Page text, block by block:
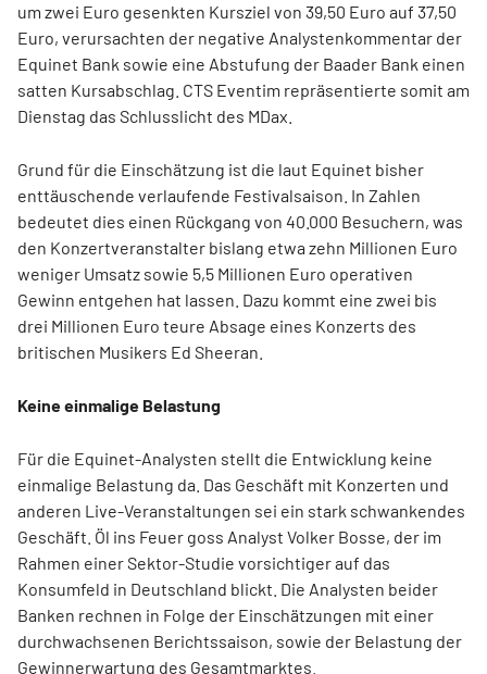
um zwei Euro gesenkten Kursziel von 39,50 Euro auf 37,50
Euro, verursachten der negative Analystenkommentar der
Equinet Bank sowie eine Abstufung der Baader Bank einen
satten Kursabschlag. CTS Eventim repräsentierte somit am
Dienstag das Schlusslicht des MDax.
Grund für die Einschätzung ist die laut Equinet bisher
enttäuschende verlaufende Festivalsaison. In Zahlen
bedeutet dies einen Rückgang von 40.000 Besuchern, was
den Konzertveranstalter bislang etwa zehn Millionen Euro
weniger Umsatz sowie 5,5 Millionen Euro operativen
Gewinn entgehen hat lassen. Dazu kommt eine zwei bis
drei Millionen Euro teure Absage eines Konzerts des
britischen Musikers Ed Sheeran.
Keine einmalige Belastung
Für die Equinet-Analysten stellt die Entwicklung keine
einmalige Belastung da. Das Geschäft mit Konzerten und
anderen Live-Veranstaltungen sei ein stark schwankendes
Geschäft. Öl ins Feuer goss Analyst Volker Bosse, der im
Rahmen einer Sektor-Studie vorsichtiger auf das
Konsumfeld in Deutschland blickt. Die Analysten beider
Banken rechnen in Folge der Einschätzungen mit einer
durchwachsenen Berichtssaison, sowie der Belastung der
Gewinnerwartung des Gesamtmarktes.